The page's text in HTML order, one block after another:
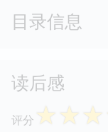
目录信息
读后感
评分 ☆☆☆